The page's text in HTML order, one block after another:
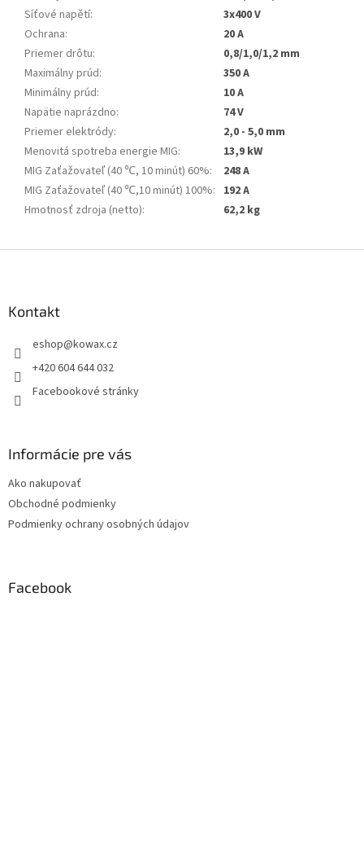
Síťové napětí:
3x400 V
Ochrana:
20 A
Priemer drôtu:
0,8/1,0/1,2 mm
Maximálny prúd:
350 A
Minimálny prúd:
10 A
Napätie naprázdno:
74 V
Priemer elektródy:
2,0 - 5,0 mm
Menovitá spotreba energie MIG:
13,9 kW
MIG Zaťažovateľ (40 ℃, 10 minút) 60%:
248 A
MIG Zaťažovateľ (40 ℃,10 minút) 100%: 192 A
Hmotnosť zdroja (netto): 62,2 kg
Kontakt
eshop@kowax.cz
+420 604 644 032
Facebookové stránky
Informácie pre vás
Ako nakupovať
Obchodné podmienky
Podmienky ochrany osobných údajov
Facebook